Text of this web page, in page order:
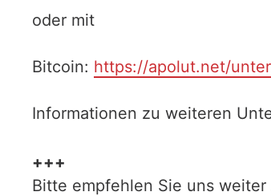
oder mit
Bitcoin: https://apolut.net/
Informationen zu weiteren
+++
Bitte empfehlen Sie uns